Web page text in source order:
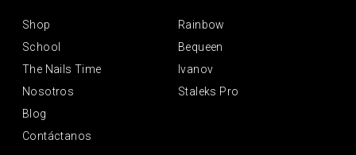
Shop
School
The Nails Time
Nosotros
Blog
Contáctanos
Rainbow
Bequeen
Ivanov
Staleks Pro